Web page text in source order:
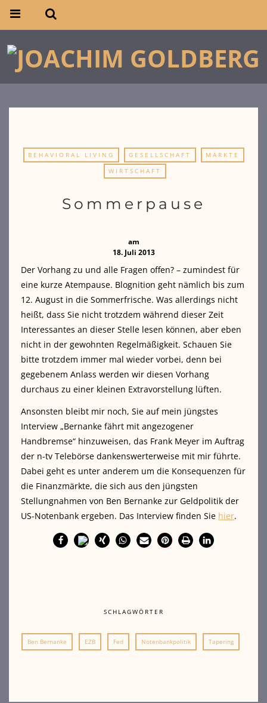
BEHAVIORAL LIVING GESELLSCHAFT
MÄRKTE
WIRTSCHAFT
Sommerpause
am
18. Juli 2013
Der Vorhang zu und alle Fragen offen? – zumindest für
eine kurze Atempause. Blognition geht nämlich bis zum
12. August in die Sommerfrische. Was allerdings nicht
heißt, dass Sie nicht trotzdem während dieser Zeit
Interessantes an dieser Stelle lesen können, aber eben
nicht in der gewohnten Regelmäßigkeit. Schauen Sie
bitte trotzdem immer mal wieder vorbei, denn bei
gegebenem Anlass werden wir diesen Vorhang
durchaus zu einer kleinen Extravorstellung lüften.
Ansonsten bleibt mir noch, Sie auf mein jüngstes
Interview „Bernanke fährt mit angezogener
Handbremse“ hinzuweisen, das Frank Meyer im Auftrag
der n-tv Telebörse dankenswerterweise mit mir führte.
Dabei geht es unter anderem um die Konsequenzen für
die Finanzmärkte, die sich aus den jüngsten
Stellungnahmen von Ben Bernanke zur Geldpolitik der
US-Notenbank ergeben. Das Interview finden Sie hier.
SCHLAGWÖRTER
Ben Bernanke EZB Fed Notenbankpolitik Tapering